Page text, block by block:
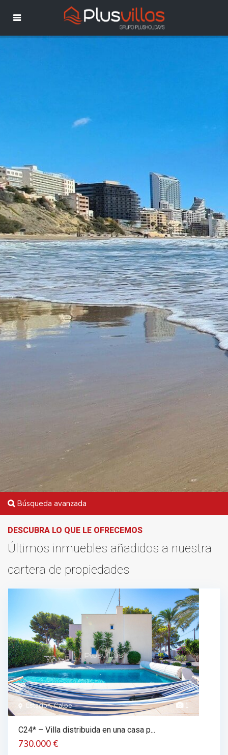
Búsqueda avanzada
DESCUBRA LO QUE LE OFRECEMOS
Últimos inmuebles añadidos a nuestra
cartera de propiedades
1
Estacion, Calpe
C24* – Villa distribuida en una casa p...
730.000 €